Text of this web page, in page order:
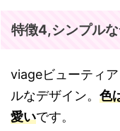
特徴4,シンプル
viageビューティ
ルなデザイン。 色
愛いです。